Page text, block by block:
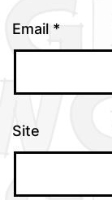
Email *
Site